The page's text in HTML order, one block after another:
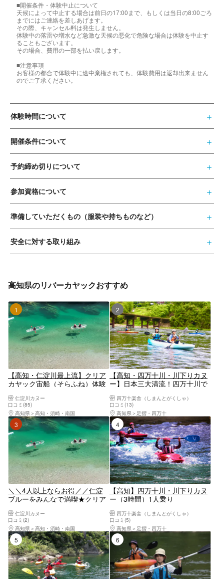
■開催条件・体験中止について
天候によって中止する場合は前日の17:00まで、もしくは当日の8:00ごろ
までにはご連絡を差しあげます。
その際、キャンセル料は発生しません。
体験中の落雷や増水など急激な天候の悪化で危険な場合は体験を中止す
ることもございます。
その場合、費用の一部を払い戻します。
■注意事項
お客様の都合で体験中に途中棄権されても、体験費用は返却出来ません
のでご了承ください。
体験時間について
開催条件について
予約締め切りについて
参加資格について
準備していただくもの（服装や持ちものなど）
安全に対する取り組み
高知県のリバーカヤックおすすめ
1位
【高知・仁淀川最上流】クリア
カヤック宙船（そらふね）体験
ローン撮影データプレゼント！
／カップル・ファミリーに♪
仁淀川カヌー
口コミ(85)
高知県
高知・須崎・南国
2位
【高知・四万十川・川下りカヌ
ー】日本三大清流！四万十川で
乗りも可）
四万十楽舎（しまんとがくしゃ）
口コミ(13)
高知県
足摺・四万十
3位
＼＼4人以上ならお得／／仁淀
ブルーをみんなで満喫★クリア
全員1000円OFF！》＜期間限定
＞【お友達同士・ファミリーに
おすすめ】※スイーツは付きま
せん
仁淀川カヌー
口コミ(2)
高知県
高知・須崎・南国
4位
【高知】四万十川・川下りカヌ
ー（3時間）1人乗り
四万十楽舎（しまんとがくしゃ）
口コミ(5)
高知県
足摺・四万十
5位 6位